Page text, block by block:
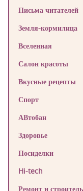
Письма читателей
Земля-кормилица
Вселенная
Салон красоты
Вкусные рецепты
Спорт
АВтобан
Здоровье
Посиделки
Hi-tech
Ремонт и